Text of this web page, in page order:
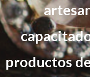
productos